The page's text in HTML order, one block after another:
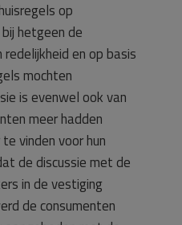
op
hetgeen de
en op basis
mochten
is evenwel ook van
meer hadden
vinden voor hun
de discussie met de
in de vestiging
de consumenten